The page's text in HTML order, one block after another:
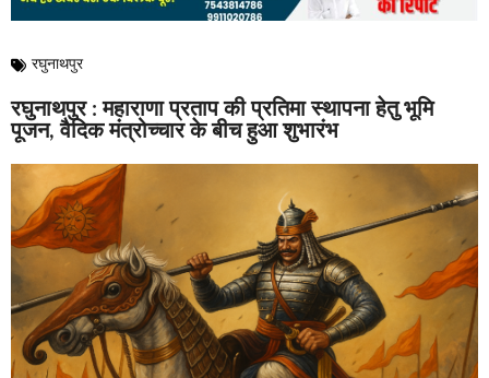
रघुनाथपुर
रघुनाथपुर : महाराणा प्रताप की प्रतिमा स्थापना हेतु भूमि
पूजन, वैदिक मंत्रोच्चार के बीच हुआ शुभारंभ